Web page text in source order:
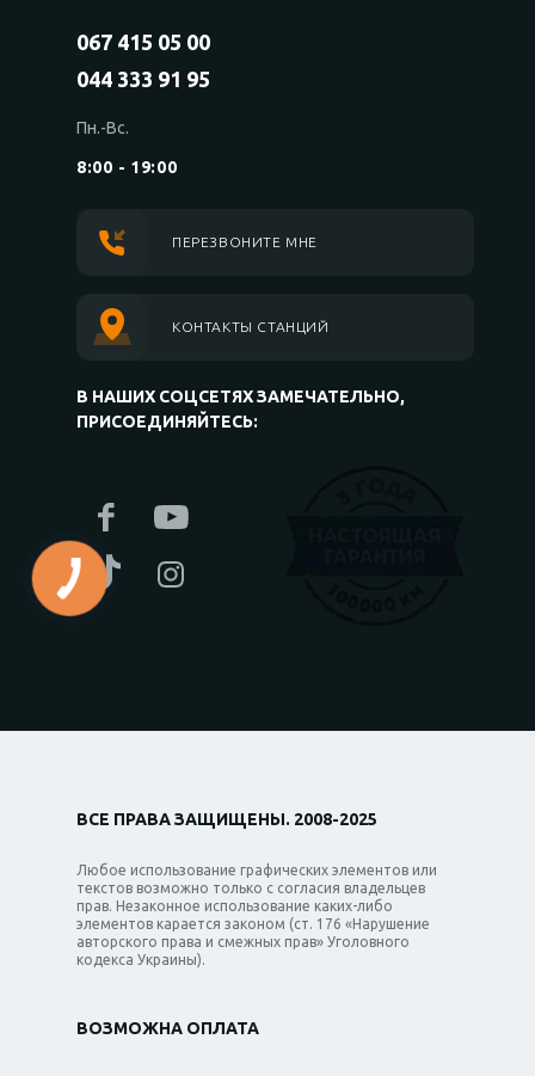
067 415 05 00
044 333 91 95
Пн.-Вс.
8:00 - 19:00
ПЕРЕЗВОНИТЕ МНЕ
КОНТАКТЫ СТАНЦИЙ
В НАШИХ СОЦСЕТЯХ ЗАМЕЧАТЕЛЬНО,
ПРИСОЕДИНЯЙТЕСЬ:
ВСЕ ПРАВА ЗАЩИЩЕНЫ. 2008-2025
Любое использование графических элементов или
текстов возможно только с согласия владельцев
прав. Незаконное использование каких-либо
элементов карается законом (ст. 176 «Нарушение
авторского права и смежных прав» Уголовного
кодекса Украины).
ВОЗМОЖНА ОПЛАТА